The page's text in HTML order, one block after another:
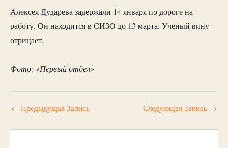
Алексея Дударева задержали 14 января по дороге на
работу. Он находится в СИЗО до 13 марта. Ученый вину
отрицает.
Фото: «Первый отдел»
← Предыдущая Запись Следующая Запись →